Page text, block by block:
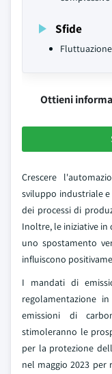
Sfide
Ottieni
Crescere
sviluppo industriale
dei processi di
Inoltre, le iniziative in
uno spostamento
influiscono
I mandati di
regolamentazione
emissioni di
stimoleranno le
per la protezione
nel maggio 2023 per